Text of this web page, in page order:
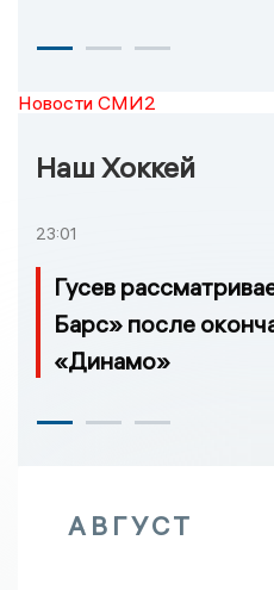
Новости СМИ2
Наш Хоккей
23:01
Гусев
Барс» после
«Динамо»
АВГУСТ